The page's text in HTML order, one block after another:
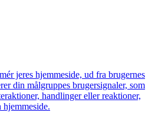
jeres hjemmeside, ud fra brugernes
din målgruppes brugersignaler, som
handlinger eller reaktioner,